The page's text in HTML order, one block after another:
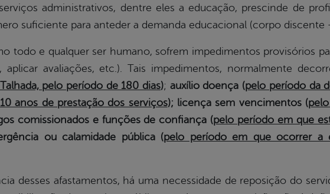
administrativos, dentre eles a educação, prescinde de
suficiente para anteder a demanda educacional (corpo discente
e qualquer ser humano, sofrem impedimentos provisórios
aplicar avaliações, etc.). Tais impedimentos, normalmente
pelo período de 180 dias); auxílio doença (pelo período da
anos de prestação dos serviços); licença sem vencimentos (
comissionados e funções de confiança (pelo período em que
ou calamidade pública (pelo período em que ocorrer a
afastamentos, há uma necessidade de reposição do